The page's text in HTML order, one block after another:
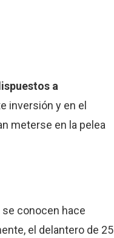
a
inversión y en el
meterse en la pelea
se conocen hace
el delantero de 25